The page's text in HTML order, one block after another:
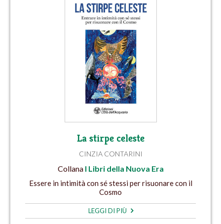
La stirpe celeste
CINZIA CONTARINI
Collana I Libri della Nuova Era
Essere in intimità con sé stessi per risuonare con il
Cosmo
LEGGI DI PIÙ